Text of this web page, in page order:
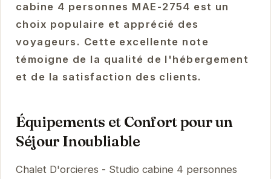
cabine 4 personnes MAE-2754 est un
choix populaire et apprécié des
voyageurs. Cette excellente note
témoigne de la qualité de l'hébergement
et de la satisfaction des clients.
Équipements et Confort pour un
Séjour Inoubliable
Chalet D'orcieres - Studio cabine 4 personnes